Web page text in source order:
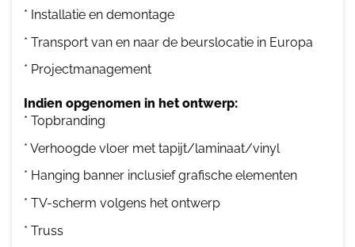
* Installatie en demontage
* Transport van en naar de beurslocatie in Europa
* Projectmanagement
Indien opgenomen in het ontwerp:
* Topbranding
* Verhoogde vloer met tapijt/laminaat/vinyl
* Hanging banner inclusief grafische elementen
* TV-scherm volgens het ontwerp
* Truss